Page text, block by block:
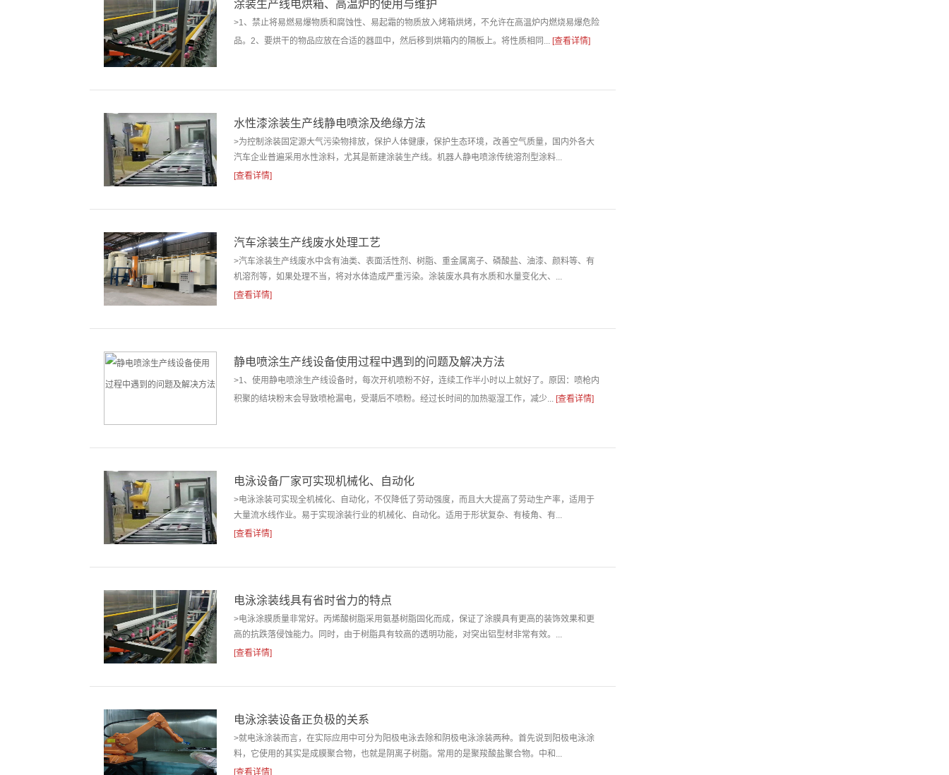
涂装生产线电烘箱、高温炉的使用与维护
>1、禁止将易燃易爆物质和腐蚀性、易起霜的物质放入烤箱烘烤，不允许在高温炉内燃烧易爆危险
品。2、要烘干的物品应放在合适的器皿中，然后移到烘箱内的隔板上。将性质相同... [查看详情]
水性漆涂装生产线静电喷涂及绝缘方法
>为控制涂装固定源大气污染物排放，保护人体健康，保护生态环境，改善空气质量，国内外各大
汽车企业普遍采用水性涂料，尤其是新建涂装生产线。机器人静电喷涂传统溶剂型涂料...
[查看详情]
汽车涂装生产线废水处理工艺
>汽车涂装生产线废水中含有油类、表面活性剂、树脂、重金属离子、磷酸盐、油漆、颜料等、有
机溶剂等，如果处理不当，将对水体造成严重污染。涂装废水具有水质和水量变化大、...
[查看详情]
静电喷涂生产线设备使用过程中遇到的问题及解决方法
>1、使用静电喷涂生产线设备时，每次开机喷粉不好，连续工作半小时以上就好了。原因：喷枪内
积聚的结块粉末会导致喷枪漏电，受潮后不喷粉。经过长时间的加热驱湿工作，减少... [查看详情]
电泳设备厂家可实现机械化、自动化
>电泳涂装可实现全机械化、自动化，不仅降低了劳动强度，而且大大提高了劳动生产率，适用于
大量流水线作业。易于实现涂装行业的机械化、自动化。适用于形状复杂、有棱角、有...
[查看详情]
电泳涂装线具有省时省力的特点
>电泳涂膜质量非常好。丙烯酸树脂采用氨基树脂固化而成，保证了涂膜具有更高的装饰效果和更
高的抗跌落侵蚀能力。同时，由于树脂具有较高的透明功能，对突出铝型材非常有效。...
[查看详情]
电泳涂装设备正负极的关系
>就电泳涂装而言，在实际应用中可分为阳极电泳去除和阴极电泳涂装两种。首先说到阳极电泳涂
料，它使用的其实是成膜聚合物，也就是阴离子树脂。常用的是聚羧酸盐聚合物。中和...
[查看详情]